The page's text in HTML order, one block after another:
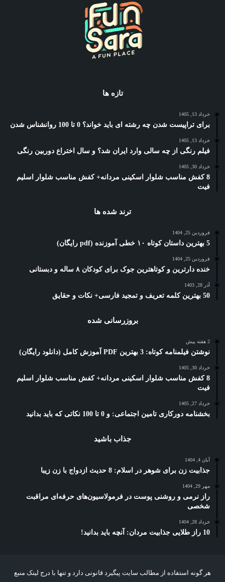
تازه ها
خرداد 13, 1405
برای تراپیست شدن چه رشته ای باید خواند؟ 0 تا 100 روانشناس شدن
خرداد 13, 1405
فیلم رنگی از چه سالی وارد ایران شد؟ و سال اختراع دوربین رنگی
خرداد 30, 1405
8 کفش مناسب شلوار اسکینی مردانه+ کفش مناسب شلوار اسلیم
فیت
ترند شده ها
فروردین 25, 1404
5 بهترین داستان کوتاه ۱۰ خطی آموزنده (pdf رایگان)
فروردین 25, 1404
خنده دارترین و کوتاهترین جوک برای کودکان ۸ ساله و دبستانی
آذر 28, 1403
50 بهترین کلمه تعریف و تمجید فارسی+ نکات و حقایق
بروزرسانی شده
2 هفته پیش
نوشتن فیلمنامه کوتاه: 3 بهترین PDF آموزش کامل (دانلود رایگان)
خرداد 30, 1405
8 کفش مناسب شلوار اسکینی مردانه+ کفش مناسب شلوار اسلیم
فیت
خرداد 27, 1405
بخشنامه دورکاری تامین اجتماعی: و 0 تا 100 نکاتی که باید بدانید
جذاب باشید
آبان 4, 1404
جذابیت زن برای شوهر در اسلام: 8 حدیث ازدواج با زن زیبا
مهر 29, 1404
راز نرمی و روشنی پوست در فرمولاسیون‌های حرفه‌ای مراقبت
شخصی
خرداد 28, 1404
10 راز طلایی جذابیت مردان: آنچه باید بدانید!
هر گونه استفاده از مطالب سایت پیگیرد قانونی دارد و تنها با درج لینک منبع